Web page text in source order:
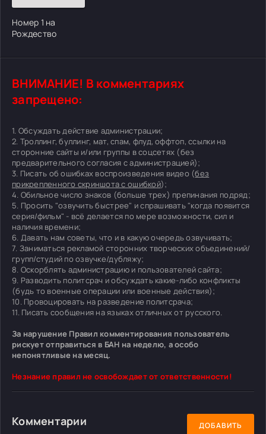
Номер 1 на
Рождество
ВНИМАНИЕ! В комментариях
запрещено:
1. Обсуждать действие администрации;
2. Троллинг, буллинг, мат, спам, флуд, оффтоп, ссылки на
сторонние сайты и/или группы в соцсетях (без
предварительного согласия с администрацией);
3. Писать об ошибках воспроизведения видео (без
прикрепленного скриншота с ошибкой);
4. Обильное число знаков (больше трех) препинания подряд;
5. Просить "озвучить быстрее" и спрашивать "когда появится
серия/фильм" - всё делается по мере возможности, сил и
наличия времени;
6. Давать нам советы, что и в какую очередь озвучивать;
7. Заниматься рекламой сторонних творческих объединений/
групп/студий по озвучке/дубляжу;
8. Оскорблять администрацию и пользователей сайта;
9. Разводить политсрач и обсуждать какие-либо конфликты
(будь то военные операции или военные действия);
10. Провоцировать на разведение политсрача;
11. Писать сообщения на языках отличных от русского.
За нарушение Правил комментирования пользователь
рискует отправиться в БАН на неделю, а особо
непонятливые на месяц.
Незнание правил не освобождает от ответственности!
Комментарии ДОБАВИТЬ